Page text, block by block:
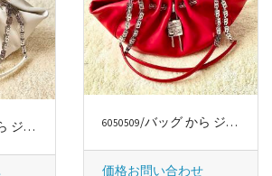
6050509/バッグ から ジバンシー/GIVENCHY
価格お問い合わせ